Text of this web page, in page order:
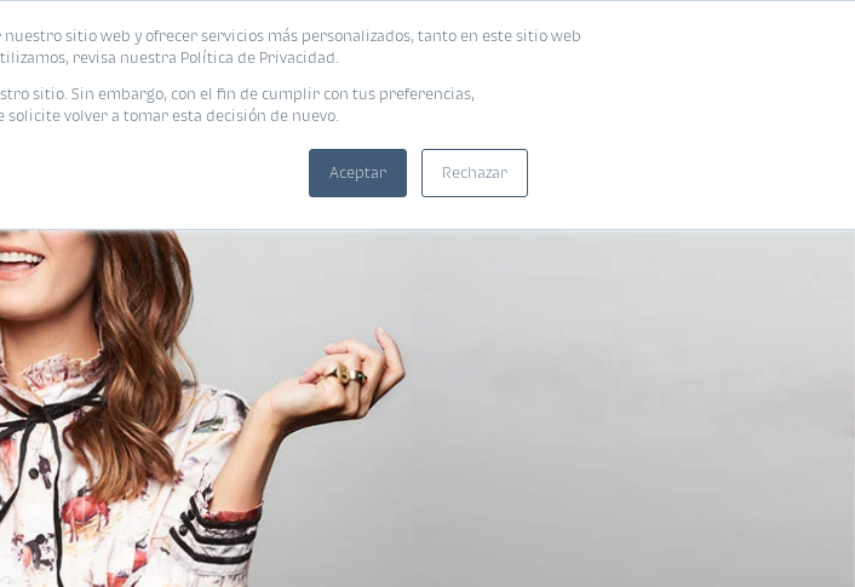
sitio web y ofrecer servicios más personalizados, tanto en este sitio web
revisa nuestra Política de Privacidad.
sitio. Sin embargo, con el fin de cumplir con tus preferencias,
volver a tomar esta decisión de nuevo.
Aceptar Rechazar
CALCULADORAS EBOOKS